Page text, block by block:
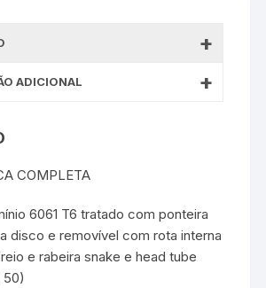
ADICIONAL
COMPLETA
6061 T6 tratado com ponteira
disco e removível com rota interna
e rabeira snake e head tube